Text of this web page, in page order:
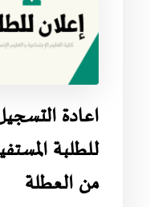
اعادة
للطلبة
من العطلة